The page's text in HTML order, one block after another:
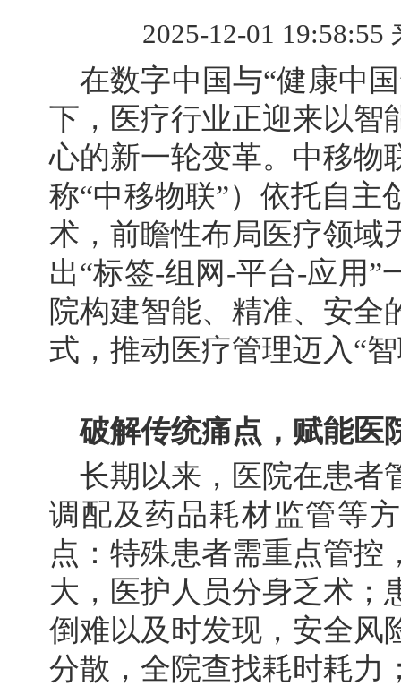
2025-12-01 19:58:55
在数字中国与“健康中
下，医疗行业正迎来以智
心的新一轮变革。中移物
称“中移物联”） 依托自主
术，前瞻性布局医疗领域
出“标签-组网-平台-应用”
院构建智能、精准、安全
式，推动医疗管理迈入“
破解传统痛点，赋能医
长期以来，医院在患者
调配及药品耗材监管等
点：特殊患者需重点管控
大，医护人员分身乏术；
倒难以及时发现，安全风
分散，全院查找耗时耗力